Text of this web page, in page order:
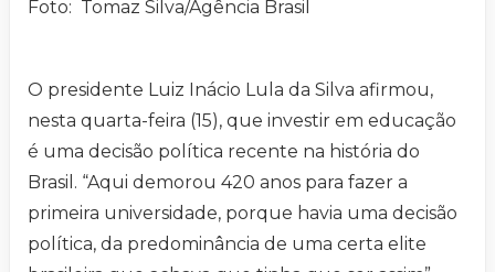
Foto: Tomaz Silva/Agência Brasil
O presidente Luiz Inácio Lula da Silva afirmou,
nesta quarta-feira (15), que investir em educação
é uma decisão política recente na história do
Brasil. “Aqui demorou 420 anos para fazer a
primeira universidade, porque havia uma decisão
política, da predominância de uma certa elite